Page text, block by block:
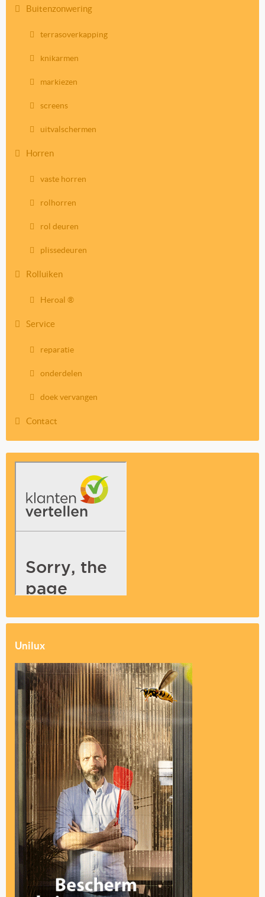
Buitenzonwering
terrasoverkapping
knikarmen
markiezen
screens
uitvalschermen
Horren
vaste horren
rolhorren
rol deuren
plissedeuren
Rolluiken
Heroal ®
Service
reparatie
onderdelen
doek vervangen
Contact
Unilux